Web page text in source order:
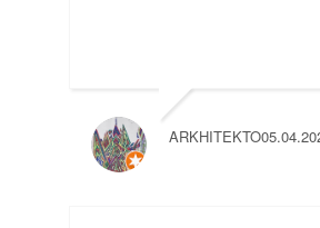
ARKHITEKTO